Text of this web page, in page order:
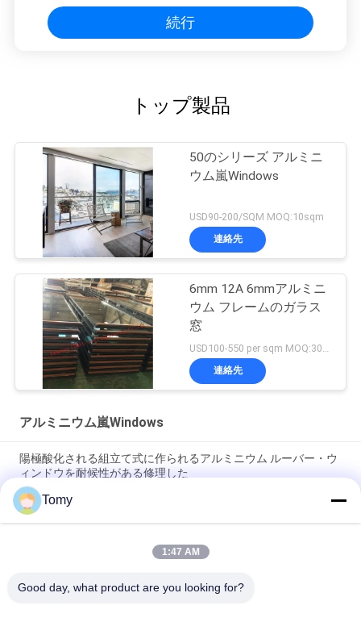
続行
トップ製品
50のシリーズ アルミニ
ウム嵐Windows
USD90-200/SQM MOQ:10sqm
連絡先
6mm 12A 6mmアルミニ
ウム フレームのガラス
窓
連絡先
アルミニウム嵐Windows
陽極酸化される組立て式に作られるアルミニウム ルーバー・ウ
ィンドウを耐候性がある修理した
ビニールの屋内調節可能な防水アルミニウム ルーバー窓UPVC
の開き窓
スクリーンの網が付いている防風アルミニウム嵐のWindowsの
Tomy
1:47 AM
Good day, what product are you looking for?